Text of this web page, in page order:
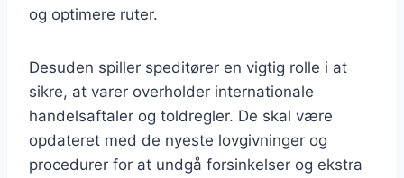
og optimere ruter.
Desuden spiller speditører en vigtig rolle i at
sikre, at varer overholder internationale
handelsaftaler og toldregler. De skal være
opdateret med de nyeste lovgivninger og
procedurer for at undgå forsinkelser og ekstra